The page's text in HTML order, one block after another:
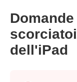
dell'iPad